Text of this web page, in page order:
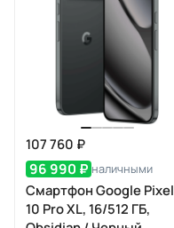
107 760 ₽
96 990 ₽ наличными
Смартфон Google Pixel
10 Pro XL, 16/512 ГБ,